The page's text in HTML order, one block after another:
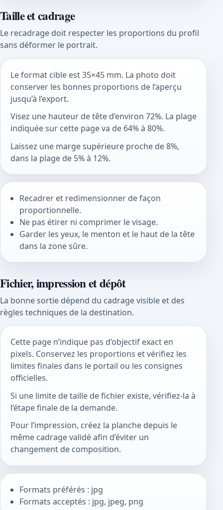
Taille et cadrage
Le recadrage doit respecter les proportions du profil
sans déformer le portrait.
Le format cible est 35×45 mm. La photo doit
conserver les bonnes proportions de l’aperçu
jusqu’à l’export.
Visez une hauteur de tête d’environ 72%. La plage
indiquée sur cette page va de 64% à 80%.
Laissez une marge supérieure proche de 8%,
dans la plage de 5% à 12%.
Recadrer et redimensionner de façon
proportionnelle.
Ne pas étirer ni comprimer le visage.
Garder les yeux, le menton et le haut de la tête
dans la zone sûre.
Fichier, impression et dépôt
La bonne sortie dépend du cadrage visible et des
règles techniques de la destination.
Cette page n’indique pas d’objectif exact en
pixels. Conservez les proportions et vérifiez les
limites finales dans le portail ou les consignes
officielles.
Si une limite de taille de fichier existe, vérifiez-la à
l’étape finale de la demande.
Pour l’impression, créez la planche depuis le
même cadrage validé afin d’éviter un
changement de composition.
Formats préférés : jpg
Formats acceptés : jpg, jpeg, png